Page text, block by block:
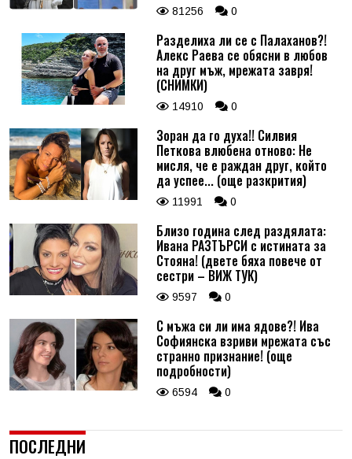
81256 0
Разделиха ли се с Палаханов?!
Алекс Раева се обясни в любов
на друг мъж, мрежата завря!
(СНИМКИ)
14910 0
Зоран да го духа!! Силвия
Петкова влюбена отново: Не
мисля, че е раждан друг, който
да успее... (още разкрития)
11991 0
Близо година след раздялата:
Ивана РАЗТЪРСИ с истината за
Стояна! (двете бяха повече от
сестри – ВИЖ ТУК)
9597 0
С мъжа си ли има ядове?! Ива
Софиянска взриви мрежата със
странно признание! (още
подробности)
6594 0
ПОСЛЕДНИ